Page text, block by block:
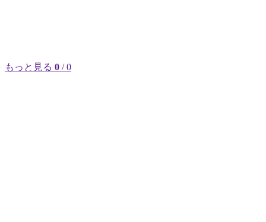
もっと見る 0 / 0